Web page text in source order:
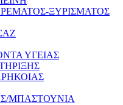
ΞΥΡΙΣΜΑΤΟΣ
ΥΓΕΙΑΣ
ΜΠΑΣΤΟΥΝΙΑ